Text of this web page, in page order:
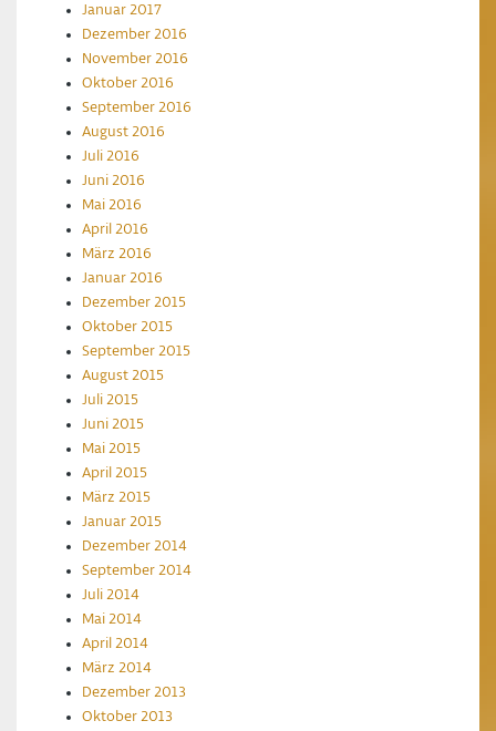
Januar 2017
Dezember 2016
November 2016
Oktober 2016
September 2016
August 2016
Juli 2016
Juni 2016
Mai 2016
April 2016
März 2016
Januar 2016
Dezember 2015
Oktober 2015
September 2015
August 2015
Juli 2015
Juni 2015
Mai 2015
April 2015
März 2015
Januar 2015
Dezember 2014
September 2014
Juli 2014
Mai 2014
April 2014
März 2014
Dezember 2013
Oktober 2013